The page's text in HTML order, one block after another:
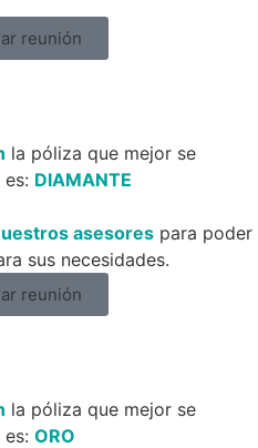
reunión
la póliza que mejor se
DIAMANTE
asesores para poder
sus necesidades.
reunión
la póliza que mejor se
ORO